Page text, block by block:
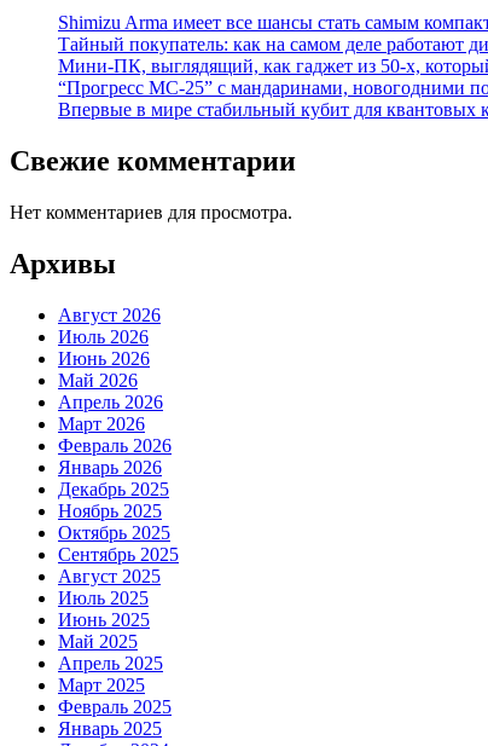
Shimizu Arma имеет все шансы стать самым
Тайный покупатель: как на самом деле работают
Мини-ПК, выглядящий, как гаджет из 50-х,
“Прогресс МС-25” с мандаринами, новогодними
Впервые в мире стабильный кубит для квантовых
Свежие комментарии
Нет комментариев для просмотра.
Архивы
Август 2026
Июль 2026
Июнь 2026
Май 2026
Апрель 2026
Март 2026
Февраль 2026
Январь 2026
Декабрь 2025
Ноябрь 2025
Октябрь 2025
Сентябрь 2025
Август 2025
Июль 2025
Июнь 2025
Май 2025
Апрель 2025
Март 2025
Февраль 2025
Январь 2025